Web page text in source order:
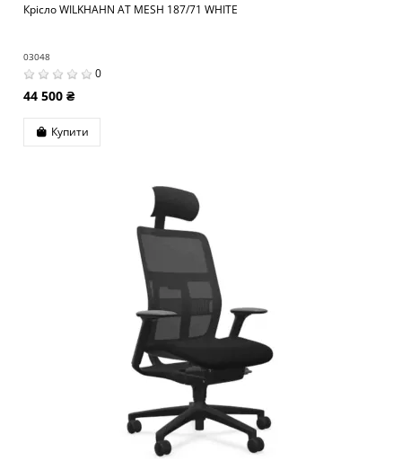
Крісло WILKHAHN AT MESH 187/71 WHITE
03048
0
44 500 ₴
Купити